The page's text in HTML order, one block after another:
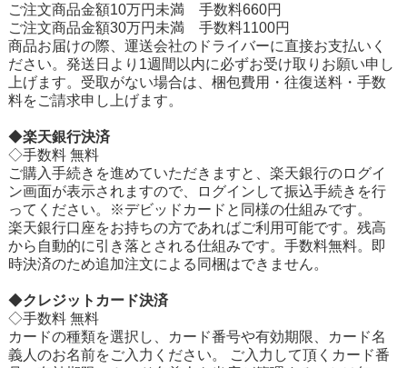
ご注文商品金額10万円未満 手数料660円
ご注文商品金額30万円未満 手数料1100円
商品お届けの際、運送会社のドライバーに直接お支払いく
ださい。発送日より1週間以内に必ずお受け取りお願い申し
上げます。受取がない場合は、梱包費用・往復送料・手数
料をご請求申し上げます。
◆楽天銀行決済
◇手数料 無料
ご購入手続きを進めていただきますと、楽天銀行のログイ
ン画面が表示されますので、ログインして振込手続きを行
ってください。※デビッドカードと同様の仕組みです。
楽天銀行口座をお持ちの方であればご利用可能です。残高
から自動的に引き落とされる仕組みです。手数料無料。即
時決済のため追加注文による同梱はできません。
◆クレジットカード決済
◇手数料 無料
カードの種類を選択し、カード番号や有効期限、カード名
義人のお名前をご入力ください。 ご入力して頂くカード番